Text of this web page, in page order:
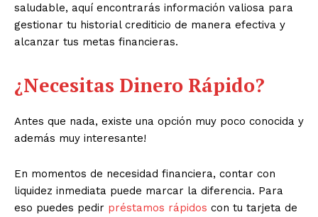
saludable, aquí encontrarás información valiosa para
gestionar tu historial crediticio de manera efectiva y
alcanzar tus metas financieras.
¿Necesitas Dinero Rápido?
Antes que nada, existe una opción muy poco conocida y
además muy interesante!
En momentos de necesidad financiera, contar con
liquidez inmediata puede marcar la diferencia. Para
eso puedes pedir préstamos rápidos con tu tarjeta de